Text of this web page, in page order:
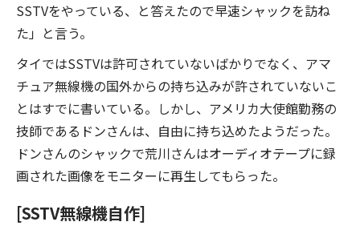
SSTVをやっている、と答えたので早速シャックを訪ね
た」と言う。
タイではSSTVは許可されていないばかりでなく、アマ
チュア無線機の国外からの持ち込みが許されていないこ
とはすでに書いている。しかし、アメリカ大使館勤務の
技師であるドンさんは、自由に持ち込めたようだった。
ドンさんのシャックで荒川さんはオーディオテープに録
画された画像をモニターに再生してもらった。
[SSTV無線機自作]